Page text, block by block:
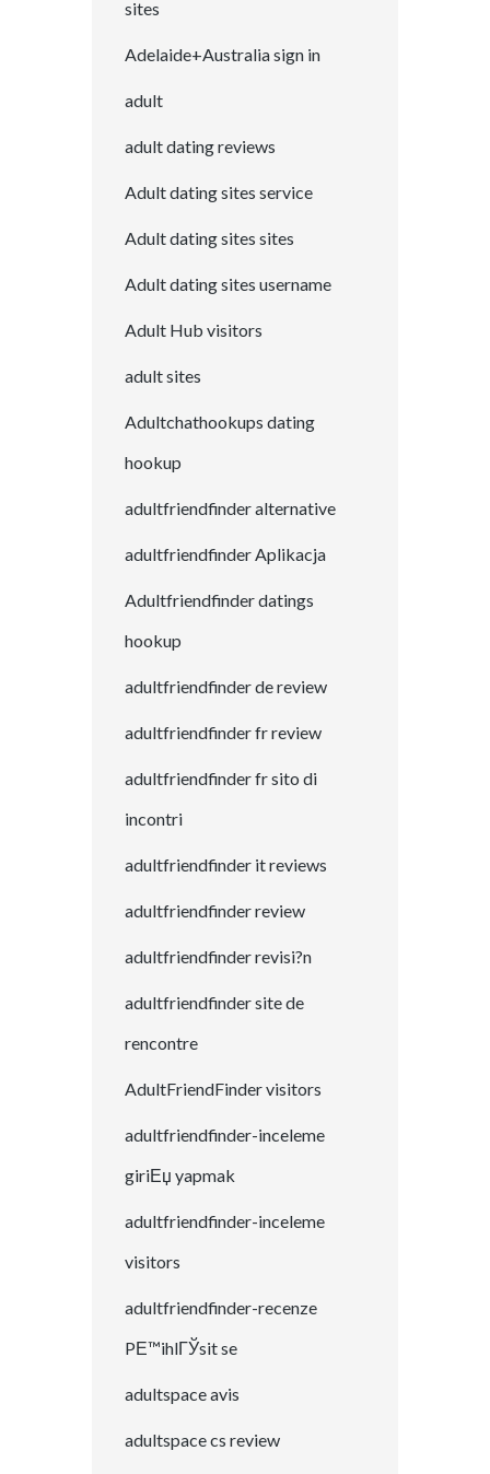
sites
Adelaide+Australia sign in
adult
adult dating reviews
Adult dating sites service
Adult dating sites sites
Adult dating sites username
Adult Hub visitors
adult sites
Adultchathookups dating
hookup
adultfriendfinder alternative
adultfriendfinder Aplikacja
Adultfriendfinder datings
hookup
adultfriendfinder de review
adultfriendfinder fr review
adultfriendfinder fr sito di
incontri
adultfriendfinder it reviews
adultfriendfinder review
adultfriendfinder revisi?n
adultfriendfinder site de
rencontre
AdultFriendFinder visitors
adultfriendfinder-inceleme
giriЕџ yapmak
adultfriendfinder-inceleme
visitors
adultfriendfinder-recenze
PЕ™ihlГЎsit se
adultspace avis
adultspace cs review